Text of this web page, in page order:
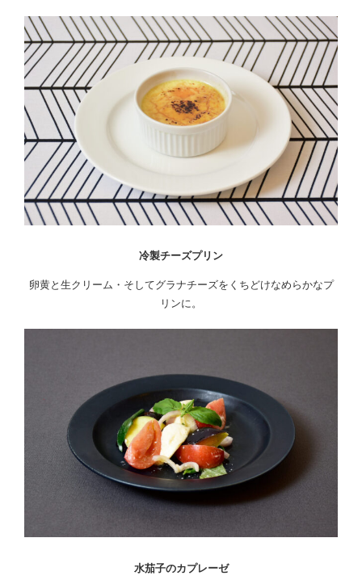
冷製チーズプリン
卵黄と生クリーム・そしてグラナチーズをくちどけなめらかなプ
リンに。
水茄子のカプレーゼ